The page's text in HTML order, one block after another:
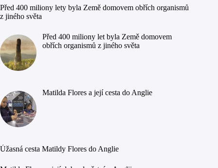
Před 400 miliony lety byla Země domovem obřích organismů
z jiného světa
Před 400 miliony let byla Země domovem
obřích organismů z jiného světa
Matilda Flores a její cesta do Anglie
Úžasná cesta Matildy Flores do Anglie